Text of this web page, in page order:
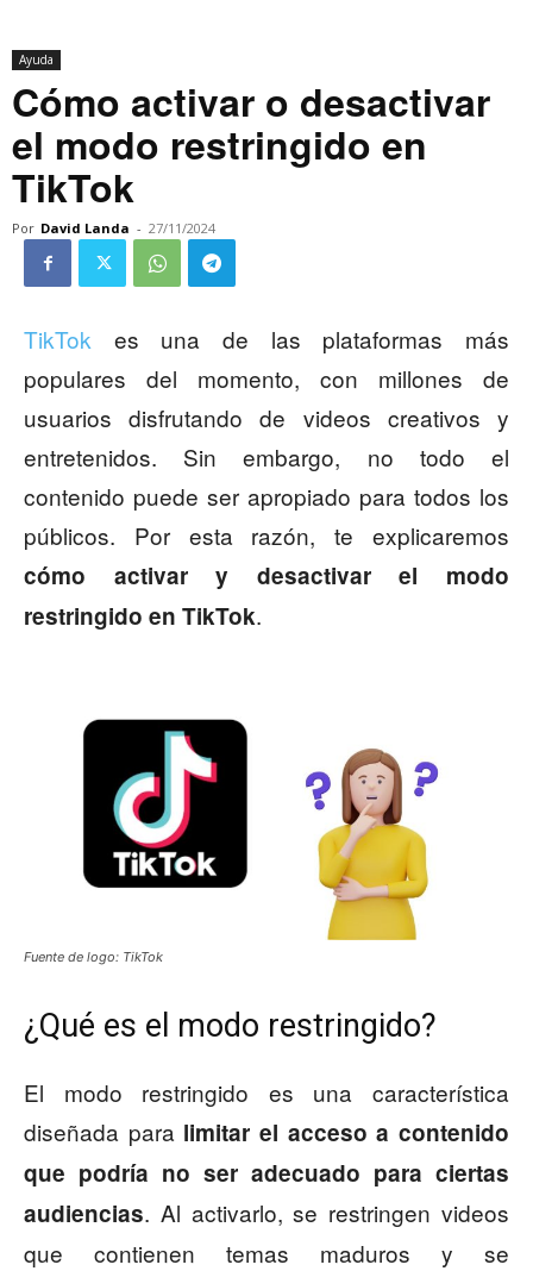
Ayuda
Cómo activar o desactivar
el modo restringido en
TikTok
Por David Landa - 27/11/2024
TikTok es una de las plataformas más
populares del momento, con millones de
usuarios disfrutando de videos creativos y
entretenidos. Sin embargo, no todo el
contenido puede ser apropiado para todos los
públicos. Por esta razón, te explicaremos
cómo activar y desactivar el modo
restringido en TikTok.
Fuente de logo: TikTok
¿Qué es el modo restringido?
El modo restringido es una característica
diseñada para limitar el acceso a contenido
que podría no ser adecuado para ciertas
audiencias. Al activarlo, se restringen videos
que contienen temas maduros y se